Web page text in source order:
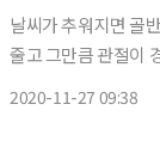
날씨가 추워지면 골
줄고 그만큼 관절이 경직되
2020-11-27 09:38